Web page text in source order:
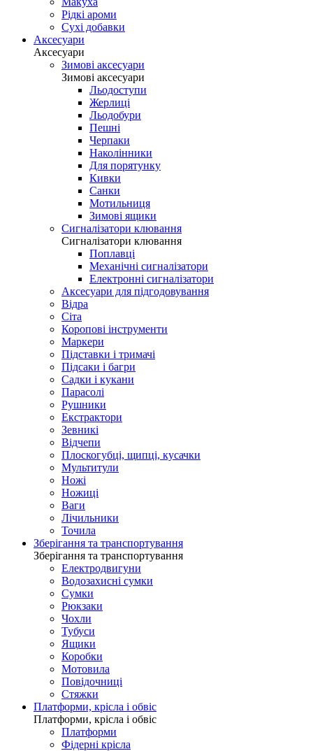
Рідкі ароми
Сухі добавки
Аксесуари
Аксесуари
Зимові аксесуари
Зимові аксесуари
Льодоступи
Жерлиці
Льодобури
Пешні
Черпаки
Наколінники
Для порятунку
Кивки
Санки
Мотильниця
Зимові ящики
Сигналізатори клювання
Сигналізатори клювання
Поплавці
Механічні сигналізатори
Електронні сигналізатори
Аксесуари для підгодовування
Відра
Сіта
Коропові інструменти
Маркери
Підставки і тримачі
Підсаки і багри
Садки і кукани
Парасолі
Рушники
Екстрактори
Зевникі
Відчепи
Плоскогубці, щипці, кусачки
Мультитули
Ножі
Ножиці
Ваги
Лічильники
Точила
Зберігання та транспортування
Зберігання та транспортування
Електродвигуни
Водозахисні сумки
Сумки
Рюкзаки
Чохли
Тубуси
Ящики
Коробки
Мотовила
Повідочниці
Стяжки
Платформи, крісла і обвіс
Платформи, крісла і обвіс
Платформи
Фідерні крісла